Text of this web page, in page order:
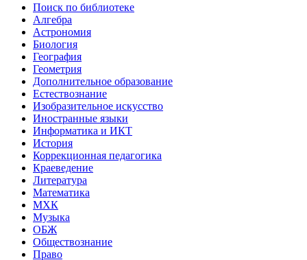
Поиск по библиотеке
Алгебра
Астрономия
Биология
География
Геометрия
Дополнительное образование
Естествознание
Изобразительное искусство
Иностранные языки
Информатика и ИКТ
История
Коррекционная педагогика
Краеведение
Литература
Математика
МХК
Музыка
ОБЖ
Обществознание
Право